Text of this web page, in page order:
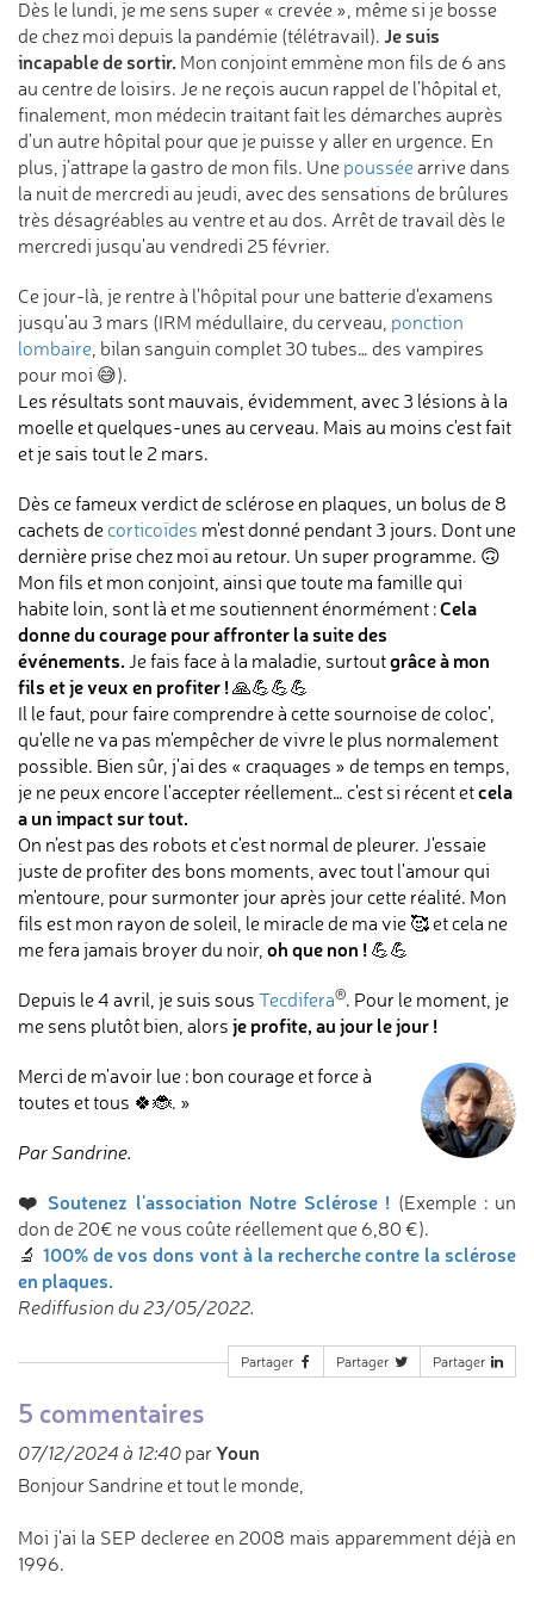
Dès le lundi, je me sens super « crevée », même si je bosse
de chez moi depuis la pandémie (télétravail). Je suis
incapable de sortir. Mon conjoint emmène mon fils de 6 ans
au centre de loisirs. Je ne reçois aucun rappel de l’hôpital et,
finalement, mon médecin traitant fait les démarches auprès
d'un autre hôpital pour que je puisse y aller en urgence. En
plus, j’attrape la gastro de mon fils. Une pousséearrive dans
la nuit de mercredi au jeudi, avec des sensations de brûlures
très désagréables au ventre et au dos. Arrêt de travail dès le
mercredi jusqu'au vendredi 25 février.
Ce jour-là, je rentre à l'hôpital pour une batterie d'examens
jusqu'au 3 mars (IRM médullaire, du cerveau, ponction
lombaire, bilan sanguin complet 30 tubes… des vampires
pour moi 😅).
Les résultats sont mauvais, évidemment, avec 3 lésions à la
moelle et quelques-unes au cerveau. Mais au moins c'est fait
et je sais tout le 2 mars.
Dès ce fameux verdict de sclérose en plaques, un bolus de 8
cachets decorticoïdes m'est donné pendant 3 jours. Dont une
dernière prise chez moi au retour. Un super programme. 🙃
Mon fils et mon conjoint, ainsi que toute ma famille qui
habite loin, sont là et me soutiennent énormément :Cela
donne du courage pour affronter la suite des
événements. Je fais face à la maladie, surtoutgrâce à mon
fils et je veux en profiter !🙏💪💪💪
Il le faut, pour faire comprendre à cette sournoise de coloc’,
qu'elle ne va pas m'empêcher de vivre le plus normalement
possible. Bien sûr, j'ai des « craquages » de temps en temps,
je ne peux encore l'accepter réellement… c'est si récent etcela
a un impact sur tout.
On n’est pas des robots et c'est normal de pleurer. J'essaie
juste de profiter des bons moments, avec tout l'amour qui
m'entoure, pour surmonter jour après jour cette réalité. Mon
fils est mon rayon de soleil, le miracle de ma vie 🥰 et cela ne
me fera jamais broyer du noir, oh que non ! 💪💪
Depuis le 4 avril, je suis sous Tecdifera®. Pour le moment, je
me sens plutôt bien, alors je profite, au jour le jour !
Merci de m'avoir lue : bon courage et force à
toutes et tous 🍀🐞. »
Par Sandrine.
❤️ Soutenez l'association Notre Sclérose ! (Exemple : un
don de 20€ ne vous coûte réellement que 6,80 €).
🔬 100% de vos dons vont à la recherche contre la sclérose
en plaques.
Rediffusion du 23/05/2022.
Partager Partager Partager
5 commentaires
07/12/2024 à 12:40 par Youn
Bonjour Sandrine et tout le monde,
Moi j'ai la SEP decleree en 2008 mais apparemment déjà en
1996.